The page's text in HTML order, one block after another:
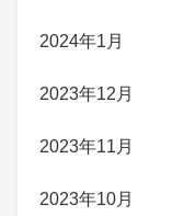
2024年1月
2023年12月
2023年11月
2023年10月